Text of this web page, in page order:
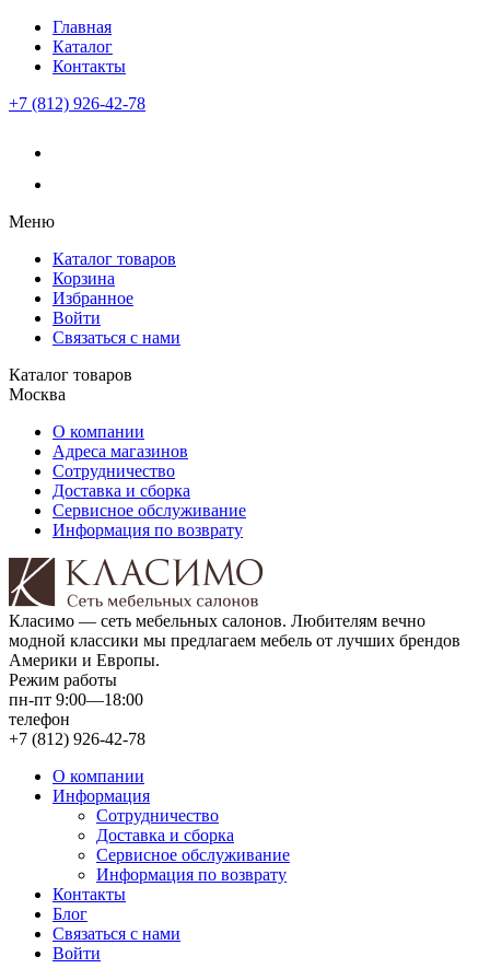
Главная
Каталог
Контакты
+7 (812) 926-42-78
Меню
Каталог товаров
Корзина
Избранное
Войти
Связаться с нами
Каталог товаров
Москва
О компании
Адреса магазинов
Сотрудничество
Доставка и сборка
Сервисное обслуживание
Информация по возврату
Класимо — cеть мебельных салонов. Любителям вечно
модной классики мы предлагаем мебель от лучших брендов
Америки и Европы.
Режим работы
пн-пт 9:00—18:00
телефон
+7 (812) 926-42-78
О компании
Информация
Сотрудничество
Доставка и сборка
Сервисное обслуживание
Информация по возврату
Контакты
Блог
Связаться с нами
Войти